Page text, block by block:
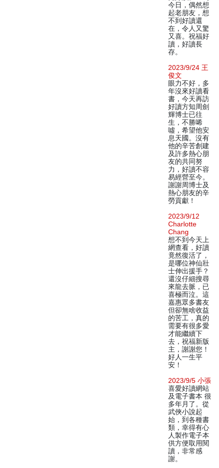
今日，偶然想
起老朋友，想
不到好讀還
在，令人又驚
又喜。祝福好
讀，好讀長
存。
2023/9/24 王
俊文
眼力不好，多
年沒來好讀看
書，今天再訪
好讀方知周劍
輝博士已往
生，不勝唏
噓，希望他安
息天國。沒有
他的辛苦創建
及許多熱心朋
友的共同努
力，好讀不容
易經營至今。
謝謝周博士及
熱心朋友的辛
勞貢獻！
2023/9/12
Charlotte
Chang
想不到今天上
網查看，好讀
竟然復活了，
是哪位神仙壯
士伸出援手？
還沒仔細搜尋
來龍去脈，已
喜極而泣。這
嘉惠眾多書友
但卻無啥收益
的苦工，真的
需要有很多愛
才能繼續下
去，祝福新版
主，謝謝您！
好人一生平
安！
2023/9/5 小張
喜愛好讀網站
及電子書本 很
多年月了。從
武俠小說起
始，到各種書
類，幸得有心
人製作電子本
供方便取用閱
讀，非常感
謝。